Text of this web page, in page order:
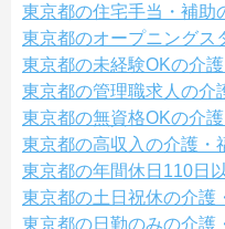
東京都の住宅手当・補助
東京都のオープニングス
東京都の未経験OKの介
東京都の管理職求人の介
東京都の無資格OKの介
東京都の高収入の介護・
東京都の年間休日110日
東京都の土日祝休の介護
東京都の日勤のみの介護